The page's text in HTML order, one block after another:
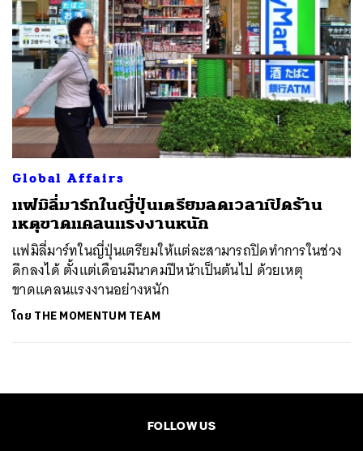
Global Affairs
แฟมิลี่มาร์ทในญี่ปุ่นเตรียมลดเวลาเปิดร้าน
เหตุขาดแคลนแรงงานหนัก
แฟมิลี่มาร์ทในญี่ปุ่นเตรียมให้แต่ละสามารถปิดทำการในช่วง
ดึกลงได้ ตั้งแต่เดือนมีนาคมปีหน้าเป็นต้นไป ด้วยเหตุ
ขาดแคลนแรงงานอย่างหนัก
โดย THE MOMENTUM TEAM
FOLLOW US
ค้นหา
SHARE TWEET LINE EMAIL